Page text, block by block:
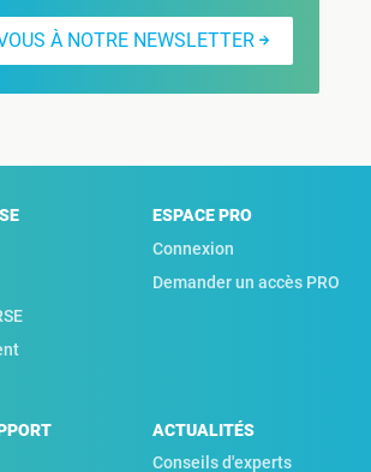
À NOTRE NEWSLETTER
ESPACE PRO
Connexion
Demander un accès PRO
ACTUALITÉS
Conseils d'experts